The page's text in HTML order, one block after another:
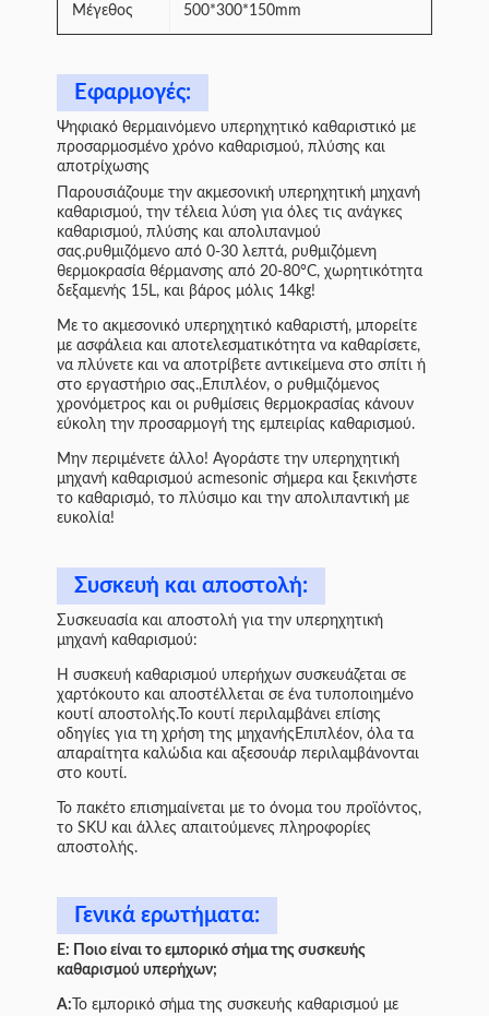
Μέγεθος 500*300*150mm
Εφαρμογές:
Ψηφιακό θερμαινόμενο υπερηχητικό καθαριστικό με
προσαρμοσμένο χρόνο καθαρισμού, πλύσης και
αποτρίχωσης
Παρουσιάζουμε την ακμεσονική υπερηχητική μηχανή
καθαρισμού, την τέλεια λύση για όλες τις ανάγκες
καθαρισμού, πλύσης και απολιπανμού
σας.ρυθμιζόμενο από 0-30 λεπτά, ρυθμιζόμενη
θερμοκρασία θέρμανσης από 20-80°C, χωρητικότητα
δεξαμενής 15L, και βάρος μόλις 14kg!
Με το ακμεσονικό υπερηχητικό καθαριστή, μπορείτε
με ασφάλεια και αποτελεσματικότητα να καθαρίσετε,
να πλύνετε και να αποτρίβετε αντικείμενα στο σπίτι ή
στο εργαστήριο σας.,Επιπλέον, ο ρυθμιζόμενος
χρονόμετρος και οι ρυθμίσεις θερμοκρασίας κάνουν
εύκολη την προσαρμογή της εμπειρίας καθαρισμού.
Μην περιμένετε άλλο! Αγοράστε την υπερηχητική
μηχανή καθαρισμού acmesonic σήμερα και ξεκινήστε
το καθαρισμό, το πλύσιμο και την απολιπαντική με
ευκολία!
Συσκευή και αποστολή:
Συσκευασία και αποστολή για την υπερηχητική
μηχανή καθαρισμού:
Η συσκευή καθαρισμού υπερήχων συσκευάζεται σε
χαρτόκουτο και αποστέλλεται σε ένα τυποποιημένο
κουτί αποστολής.Το κουτί περιλαμβάνει επίσης
οδηγίες για τη χρήση της μηχανήςΕπιπλέον, όλα τα
απαραίτητα καλώδια και αξεσουάρ περιλαμβάνονται
στο κουτί.
Το πακέτο επισημαίνεται με το όνομα του προϊόντος,
το SKU και άλλες απαιτούμενες πληροφορίες
αποστολής.
Γενικά ερωτήματα:
Ε: Ποιο είναι το εμπορικό σήμα της συσκευής
καθαρισμού υπερήχων;
Α: Το εμπορικό σήμα της συσκευής καθαρισμού με